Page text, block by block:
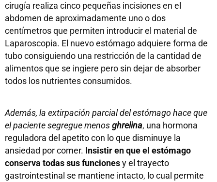
cirugía realiza cinco pequeñas incisiones en el
abdomen de aproximadamente uno o dos
centímetros que permiten introducir el material de
Laparoscopia. El nuevo estómago adquiere forma de
tubo consiguiendo una restricción de la cantidad de
alimentos que se ingiere pero sin dejar de absorber
todos los nutrientes consumidos.
Además, la extirpación parcial del estómago hace que
el paciente segregue menosghrelina, una hormona
reguladora del apetito con lo que disminuye la
ansiedad por comer. Insistir en que el estómago
conserva todas sus funcionesy el trayecto
gastrointestinal se mantiene intacto, lo cual permite